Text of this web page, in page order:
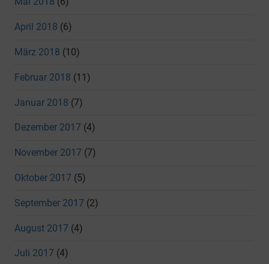
April 2018 (6)
März 2018 (10)
Februar 2018 (11)
Januar 2018 (7)
Dezember 2017 (4)
November 2017 (7)
Oktober 2017 (5)
September 2017 (2)
August 2017 (4)
Juli 2017 (4)